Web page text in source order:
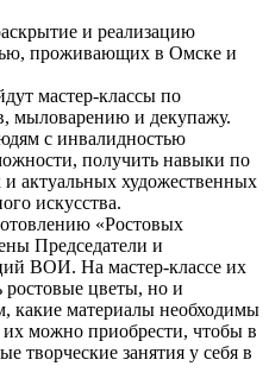
и реализацию
проживающих в Омске и
мастер-классы по
мыловарению и декупажу.
с инвалидностью
получить навыки по
актуальных художественных
искусства.
«Ростовых
Председатели и
ВОИ. На мастер-классе их
ростовые цветы, но и
какие материалы необходимы
их можно приобрести, чтобы в
творческие занятия у себя в